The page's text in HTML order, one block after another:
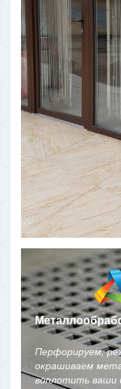
Перфорируем,
окрашиваем
воплотить ваши